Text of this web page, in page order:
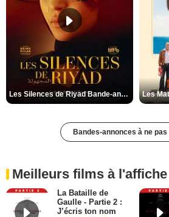
Les Silences de Riyad Bande-annonce VO STFR
Bandes-annonces à ne
Meilleurs films à l'affiche
La Bataille de
Gaulle - Partie 2 :
J’écris ton nom